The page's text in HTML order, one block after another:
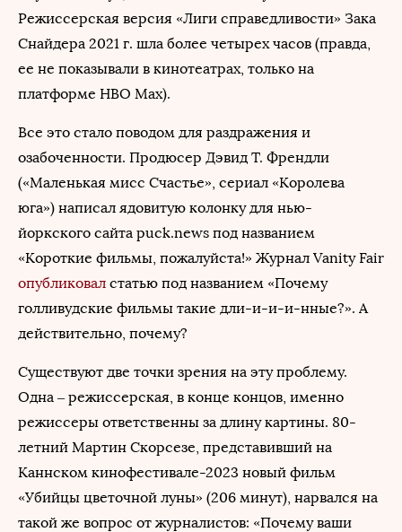
Режиссерская версия «Лиги справедливости» Зака
Снайдера 2021 г. шла более четырех часов (правда,
ее не показывали в кинотеатрах, только на
платформе HBO Max).
Все это стало поводом для раздражения и
озабоченности. Продюсер Дэвид Т. Френдли
(«Маленькая мисс Счастье», сериал «Королева
юга») написал ядовитую колонку для нью-
йоркского сайта puck.news под названием
«Короткие фильмы, пожалуйста!» Журнал Vanity Fair
опубликовал статью под названием «Почему
голливудские фильмы такие дли-и-и-и-нные?». А
действительно, почему?
Существуют две точки зрения на эту проблему.
Одна – режиссерская, в конце концов, именно
режиссеры ответственны за длину картины. 80-
летний Мартин Скорсезе, представивший на
Каннском кинофестивале-2023 новый фильм
«Убийцы цветочной луны» (206 минут), нарвался на
такой же вопрос от журналистов: «Почему ваши